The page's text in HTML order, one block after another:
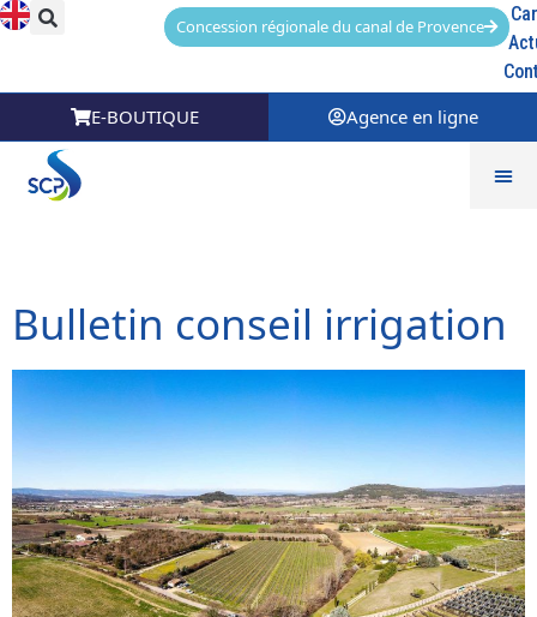
Concession régionale du canal de Provence
E-BOUTIQUE Agence en ligne
Bulletin conseil irrigation